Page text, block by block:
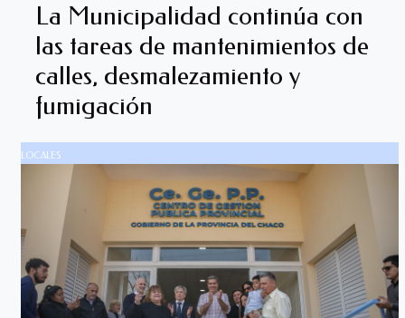
La Municipalidad continúa con
las tareas de mantenimientos de
calles, desmalezamiento y
fumigación
LOCALES